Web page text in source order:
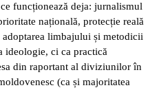
funcționează deja: jurnalismul
națională, protecție reală
limbajului și metodicii
ideologie, ci ca practică
din raportant al diviziunilor în
(ca și majoritatea